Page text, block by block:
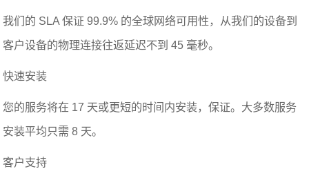
我们的 SLA 保证 99.9% 的全球网络可用性，从我们的设备到
客户设备的物理连接往返延迟不到 45 毫秒。
快速安装
您的服务将在 17 天或更短的时间内安装，保证。大多数服务
安装平均只需 8 天。
客户支持